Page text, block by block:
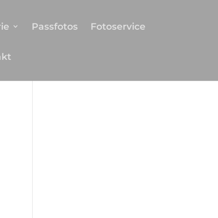
Passfotos Fotoservice